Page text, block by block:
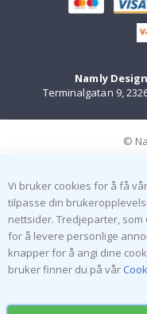
Namly
Terminalgatan 9,
©
Vi bruker cookies for å få
tilpasse din
nettsider. Tredjeparter,
for å levere personlige
knapper for å angi dine
bruker finner du på vår